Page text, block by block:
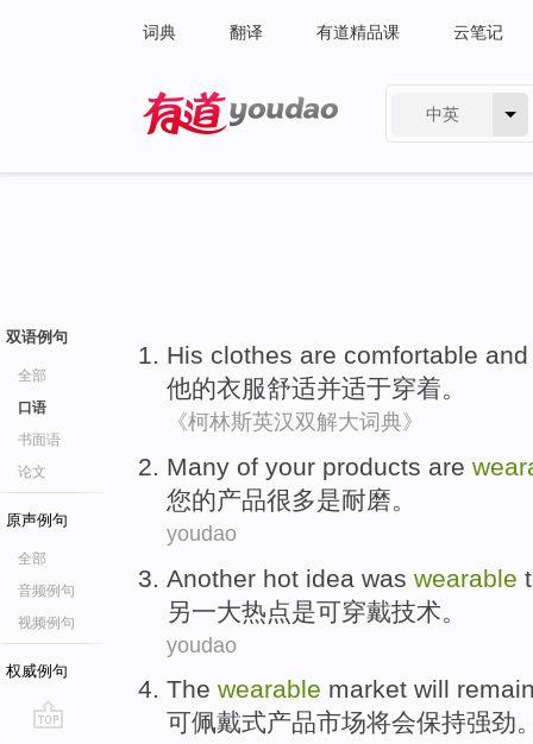
词典 翻译 有道精品课 云笔记
中英
双语例句
全部
口语
书面语
论文
原声例句
全部
音频例句
视频例句
权威例句
His clothes are comfortable and
他的衣服舒适并适于穿着。
《柯林斯英汉双解大词典》
Many of your products are
您的产品很多是耐磨。
youdao
Another hot idea was wearable
另一大热点是可穿戴技术。
youdao
The wearable market will
可佩戴式产品市场将会保持强劲